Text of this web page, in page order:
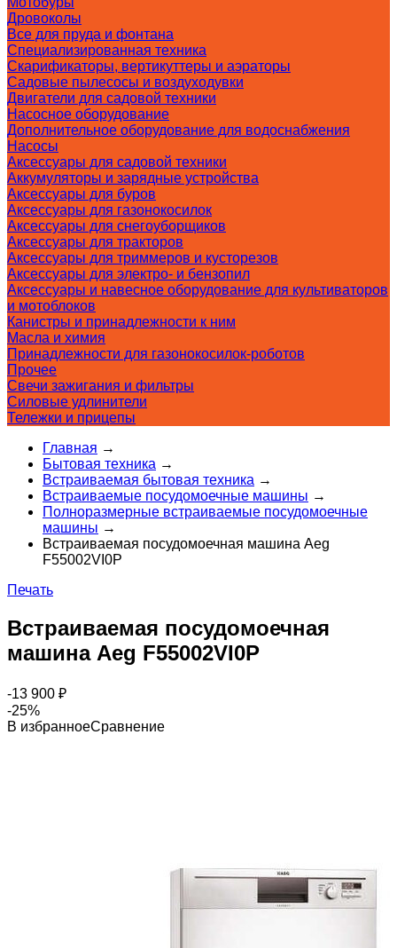
Дровоколы
Все для пруда и фонтана
Специализированная техника
Скарификаторы, вертикуттеры и аэраторы
Садовые пылесосы и воздуходувки
Двигатели для садовой техники
Насосное оборудование
Дополнительное оборудование для водоснабжения
Насосы
Аксессуары для садовой техники
Аккумуляторы и зарядные устройства
Аксессуары для буров
Аксессуары для газонокосилок
Аксессуары для снегоуборщиков
Аксессуары для тракторов
Аксессуары для триммеров и кусторезов
Аксессуары для электро- и бензопил
Аксессуары и навесное оборудование для культиваторов
и мотоблоков
Канистры и принадлежности к ним
Масла и химия
Принадлежности для газонокосилок-роботов
Прочее
Свечи зажигания и фильтры
Силовые удлинители
Тележки и прицепы
Главная →
Бытовая техника →
Встраиваемая бытовая техника →
Встраиваемые посудомоечные машины →
Полноразмерные встраиваемые посудомоечные
машины →
Встраиваемая посудомоечная машина Aeg
F55002VI0P
Печать
Встраиваемая посудомоечная
машина Aeg F55002VI0P
-13 900 ₽
-25%
В избранноеСравнение